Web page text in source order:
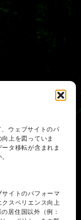
ウェブサイトのパ
上を図っていま
タ移転が含まれま
イトのパフォーマ
スペリエンス向上
居住国以外（例：